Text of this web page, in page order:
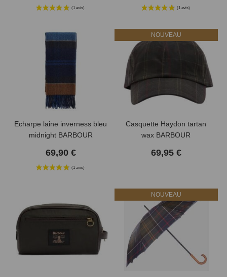
Echarpe laine inverness bleu
midnight BARBOUR
69,90 €
NOUVEAU
Casquette Haydon tartan
wax BARBOUR
69,95 €
NOUVEAU